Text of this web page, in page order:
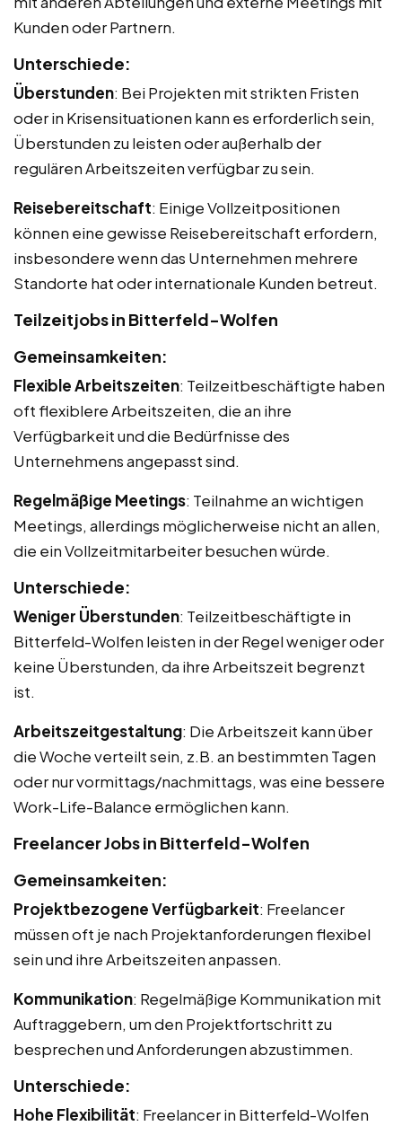
Kunden oder Partnern.
Unterschiede:
Überstunden: Bei Projekten mit strikten Fristen
oder in Krisensituationen kann es erforderlich sein,
Überstunden zu leisten oder außerhalb der
regulären Arbeitszeiten verfügbar zu sein.
Reisebereitschaft: Einige Vollzeitpositionen
können eine gewisse Reisebereitschaft erfordern,
insbesondere wenn das Unternehmen mehrere
Standorte hat oder internationale Kunden betreut.
Teilzeitjobs in Bitterfeld-Wolfen
Gemeinsamkeiten:
Flexible Arbeitszeiten: Teilzeitbeschäftigte haben
oft flexiblere Arbeitszeiten, die an ihre
Verfügbarkeit und die Bedürfnisse des
Unternehmens angepasst sind.
Regelmäßige Meetings: Teilnahme an wichtigen
Meetings, allerdings möglicherweise nicht an allen,
die ein Vollzeitmitarbeiter besuchen würde.
Unterschiede:
Weniger Überstunden: Teilzeitbeschäftigte in
Bitterfeld-Wolfen leisten in der Regel weniger oder
keine Überstunden, da ihre Arbeitszeit begrenzt
ist.
Arbeitszeitgestaltung: Die Arbeitszeit kann über
die Woche verteilt sein, z.B. an bestimmten Tagen
oder nur vormittags/nachmittags, was eine bessere
Work-Life-Balance ermöglichen kann.
Freelancer Jobs in Bitterfeld-Wolfen
Gemeinsamkeiten:
Projektbezogene Verfügbarkeit: Freelancer
müssen oft je nach Projektanforderungen flexibel
sein und ihre Arbeitszeiten anpassen.
Kommunikation: Regelmäßige Kommunikation mit
Auftraggebern, um den Projektfortschritt zu
besprechen und Anforderungen abzustimmen.
Unterschiede:
Hohe Flexibilität: Freelancer in Bitterfeld-Wolfen